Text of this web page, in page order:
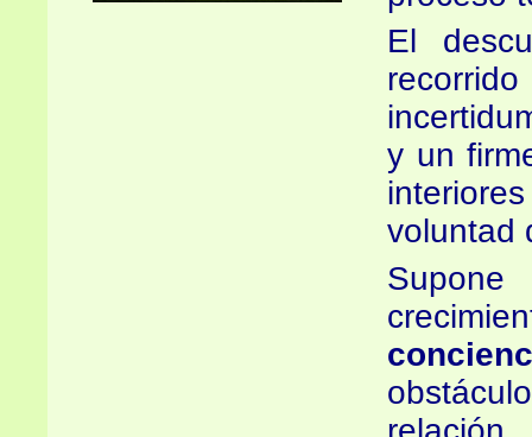
El
y un
voluntad